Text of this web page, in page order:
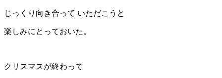
じっくり向き合って いただこうと
楽しみにとっておいた。
クリスマスが終わって